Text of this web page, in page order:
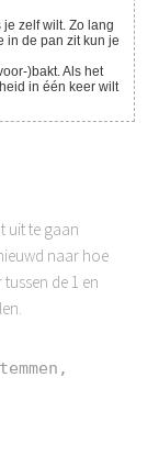
zelf wilt. Zo lang
in de pan zit kun je
)bakt. Als het
in één keer wilt
uit te gaan
naar hoe
de 1 en